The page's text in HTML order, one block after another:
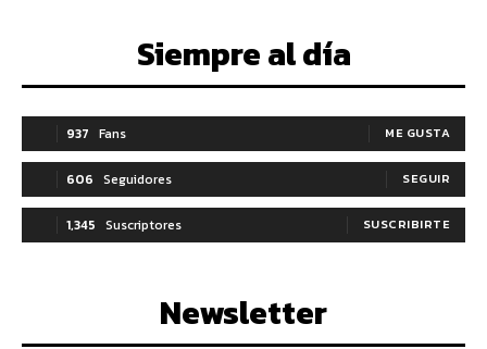
Siempre al día
937 Fans ME GUSTA
606 Seguidores SEGUIR
1,345 Suscriptores SUSCRIBIRTE
Newsletter